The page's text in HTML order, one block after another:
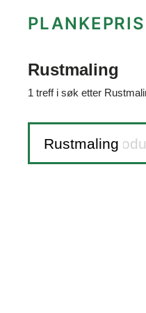
Rustmaling
1 treff i søk etter
Søk etter
Rustmaling